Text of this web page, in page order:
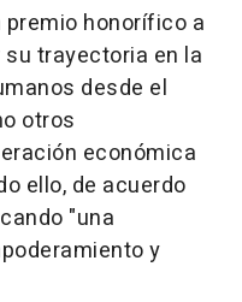
honorífico a
trayectoria en la
desde el
otros
económica
ello, de acuerdo
"una
y